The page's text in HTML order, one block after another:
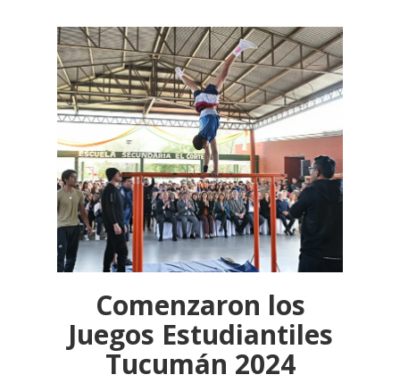
Comenzaron los
Juegos Estudiantiles
Tucumán 2024